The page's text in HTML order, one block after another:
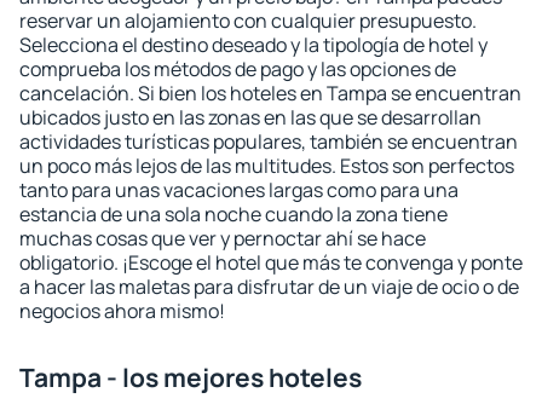
reservar un alojamiento con cualquier presupuesto.
Selecciona el destino deseado y la tipología de hotel y
comprueba los métodos de pago y las opciones de
cancelación. Si bien los hoteles en Tampa se encuentran
ubicados justo en las zonas en las que se desarrollan
actividades turísticas populares, también se encuentran
un poco más lejos de las multitudes. Estos son perfectos
tanto para unas vacaciones largas como para una
estancia de una sola noche cuando la zona tiene
muchas cosas que ver y pernoctar ahí se hace
obligatorio. ¡Escoge el hotel que más te convenga y ponte
a hacer las maletas para disfrutar de un viaje de ocio o de
negocios ahora mismo!
Tampa - los mejores hoteles